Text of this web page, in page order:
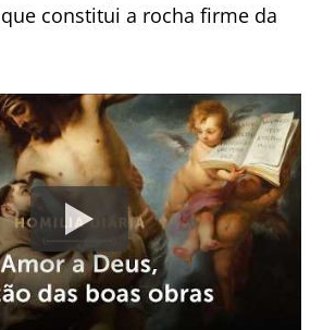
constitui a rocha firme da